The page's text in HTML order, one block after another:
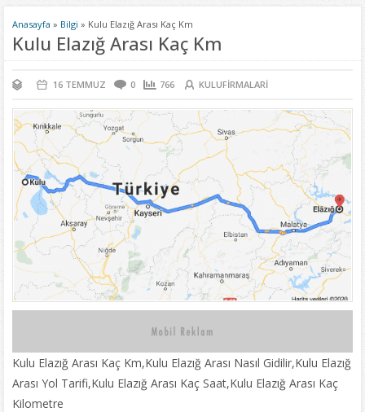
Anasayfa » Bilgi » Kulu Elazığ Arası Kaç Km
Kulu Elazığ Arası Kaç Km
16 TEMMUZ 0 766 KULUFIRMALARI
Kulu Elazığ Arası Kaç Km,Kulu Elazığ Arası Nasıl Gidilir,Kulu Elazığ
Arası Yol Tarifi,Kulu Elazığ Arası Kaç Saat,Kulu Elazığ Arası Kaç
Kilometre